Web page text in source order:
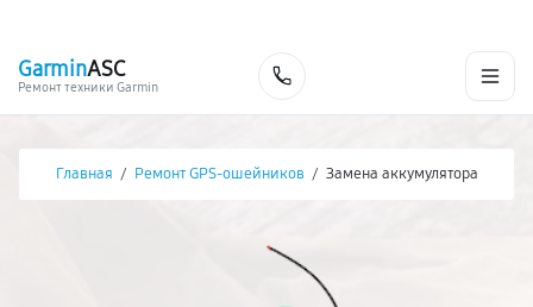
GarminASC
Ремонт техники Garmin
Главная / Ремонт GPS-ошейников / Замена аккумулятора